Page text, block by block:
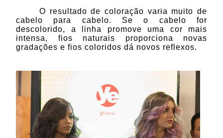
O resultado de coloração varia muito de
cabelo para cabelo. Se o cabelo for
descolorido, a linha promove uma cor mais
intensa, fios naturais proporciona novas
gradações e fios coloridos dá novos reflexos.